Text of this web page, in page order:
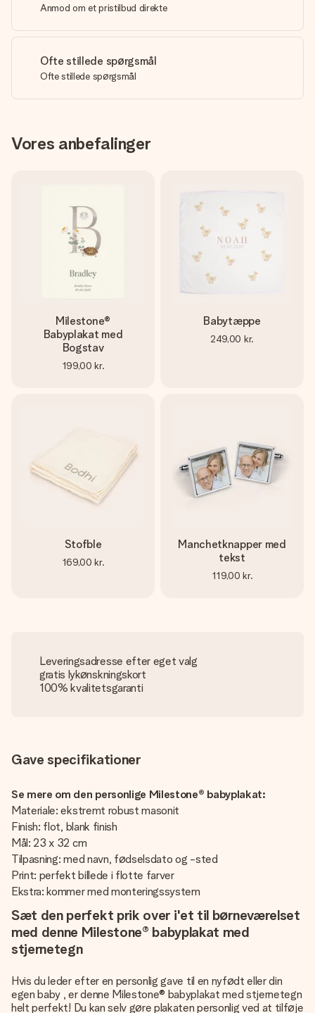
Anmod om et pristilbud direkte
Ofte stillede spørgsmål
Ofte stillede spørgsmål
Vores anbefalinger
Milestone®
Babyplakat med
Bogstav
199,00 kr.
Babytæppe
249,00 kr.
Stofble
169,00 kr.
Manchetknapper med
tekst
119,00 kr.
Leveringsadresse efter eget valg
gratis lykønskningskort
100% kvalitetsgaranti
Gave specifikationer
Se mere om den personlige Milestone® babyplakat:
Materiale: ekstremt robust masonit
Finish: flot, blank finish
Mål: 23 x 32 cm
Tilpasning: med navn, fødselsdato og -sted
Print: perfekt billede i flotte farver
Ekstra: kommer med monteringssystem
Sæt den perfekt prik over i'et til børneværelset
med denne Milestone® babyplakat med
stjernetegn
Hvis du leder efter en personlig gave til en nyfødt eller din
egen baby , er denne Milestone® babyplakat med stjernetegn
helt perfekt! Du kan selv gøre plakaten personlig ved at tilføje